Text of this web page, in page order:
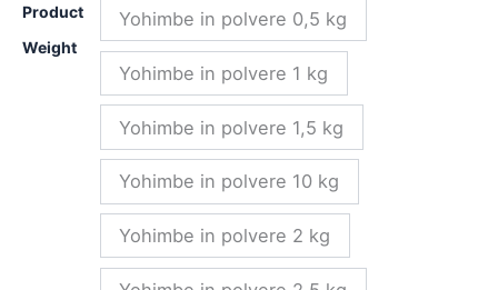
Product
Weight
Yohimbe in polvere 0,5 kg
Yohimbe in polvere 1 kg
Yohimbe in polvere 1,5 kg
Yohimbe in polvere 10 kg
Yohimbe in polvere 2 kg